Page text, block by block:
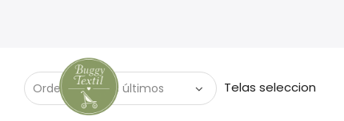
Telas seleccion